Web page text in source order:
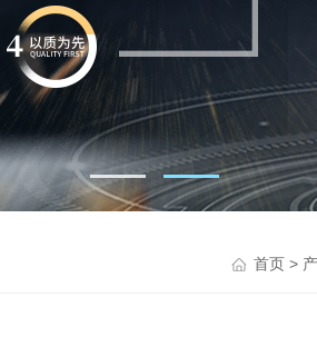
首页>